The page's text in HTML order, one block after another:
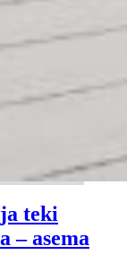
teki
– asema